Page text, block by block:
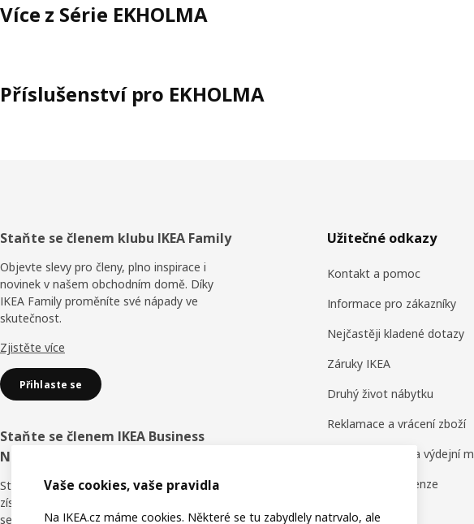
Více z Série EKHOLMA
Příslušenství pro EKHOLMA
Zápatí
Staňte se členem klubu IKEA Family
Objevte slevy pro členy, plno inspirace i
novinek v našem obchodním domě. Díky
IKEA Family proměníte své nápady ve
skutečnost.
Zjistěte více
Přihlaste se
Staňte se členem IKEA Business
Network
Staňte se členem věrnostního programu a
získejte slevy, online školení i výhody pro
sebe i své zaměstnance. Kdo říká, že v
Užitečné odkazy
Kontakt a pomoc
Informace pro zákazníky
Nejčastěji kladené dotazy
Záruky IKEA
Druhý život nábytku
Reklamace a vrácení zboží
Obchodní domy a výdejní
Hodnocení a recenze
IKEA Family
Vaše cookies, vaše pravidla
Na IKEA.cz máme cookies. Některé se tu zabydlely natrvalo, ale